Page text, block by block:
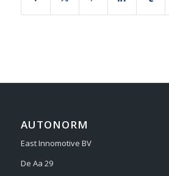
AUTONORM
East Innomotive BV
De Aa 29